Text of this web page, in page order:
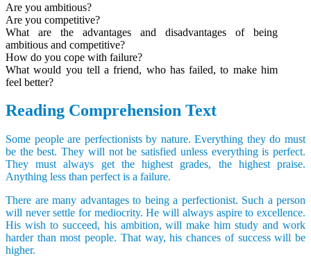
Are you ambitious?
Are you competitive?
What are the advantages and disadvantages of being
ambitious and competitive?
How do you cope with failure?
What would you tell a friend, who has failed, to make him
feel better?
Reading Comprehension Text
Some people are perfectionists by nature. Everything they do must
be the best. They will not be satisfied unless everything is perfect.
They must always get the highest grades, the highest praise.
Anything less than perfect is a failure.
There are many advantages to being a perfectionist. Such a person
will never settle for mediocrity. He will always aspire to excellence.
His wish to succeed, his ambition, will make him study and work
harder than most people. That way, his chances of success will be
higher.